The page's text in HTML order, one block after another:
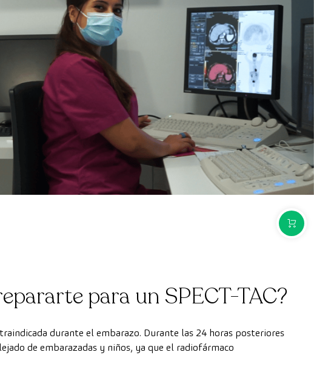
para un SPECT-TAC?
durante el embarazo. Durante las 24 horas posteriores
de embarazadas y niños, ya que el radiofármaco